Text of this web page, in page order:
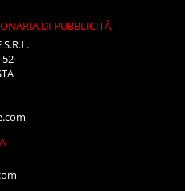
DI PUBBLICITÀ
S.R.L.
52